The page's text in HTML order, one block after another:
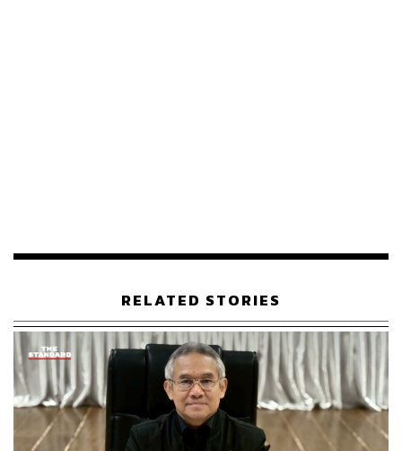
ต่างๆ แล้ว กกต. มีหน้าที่สืบสวนสอบสวน เมื่อพบหลักฐาน
ใบเหลือง-ใบแดง และจัดให้มีการเลือกตั้งใหม่ในเขตนั้นต่อไป
โดยไม่ประวิงเวลา แต่หาก กกต. “ไม่เร่งสืบสวนสอบสวนข้อ
เท็จจริง” จากข้อร้องเรียนที่กล่าวหา หรือตั้งใจประวิงเวลาเพื่อ
เอื้อประโยชน์ให้พรรคการเมืองที่ถูกร้อง จะมีความผิดตาม
กฎหมายการเลือกตั้งและระเบียบ กกต. ว่าด้วยการสืบสวน
การไต่สวน และการวินิจฉัยชี้ขาด ซึ่งทำให้อาจติดคุกซ้ำรอย
คดี กกต.ในปี 2549 ได้
RELATED STORIES